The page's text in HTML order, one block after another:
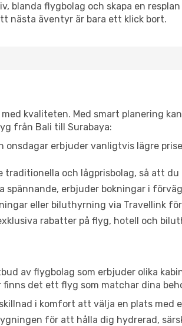
flygbolag och skapa en
nästa äventyr är bara ett klick bort.
kvaliteten. Med smart planering
från Bali till Surabaya:
onsdagar erbjuder vanligtvis lägre
traditionella och lågprisbolag, så att
spännande, erbjuder bokningar i
eller biluthyrning via Travellink
rabatter på flyg, hotell och
av flygbolag som erbjuder olika
det ett flyg som matchar dina
i komfort att välja en plats med
för att hålla dig hydrerad,